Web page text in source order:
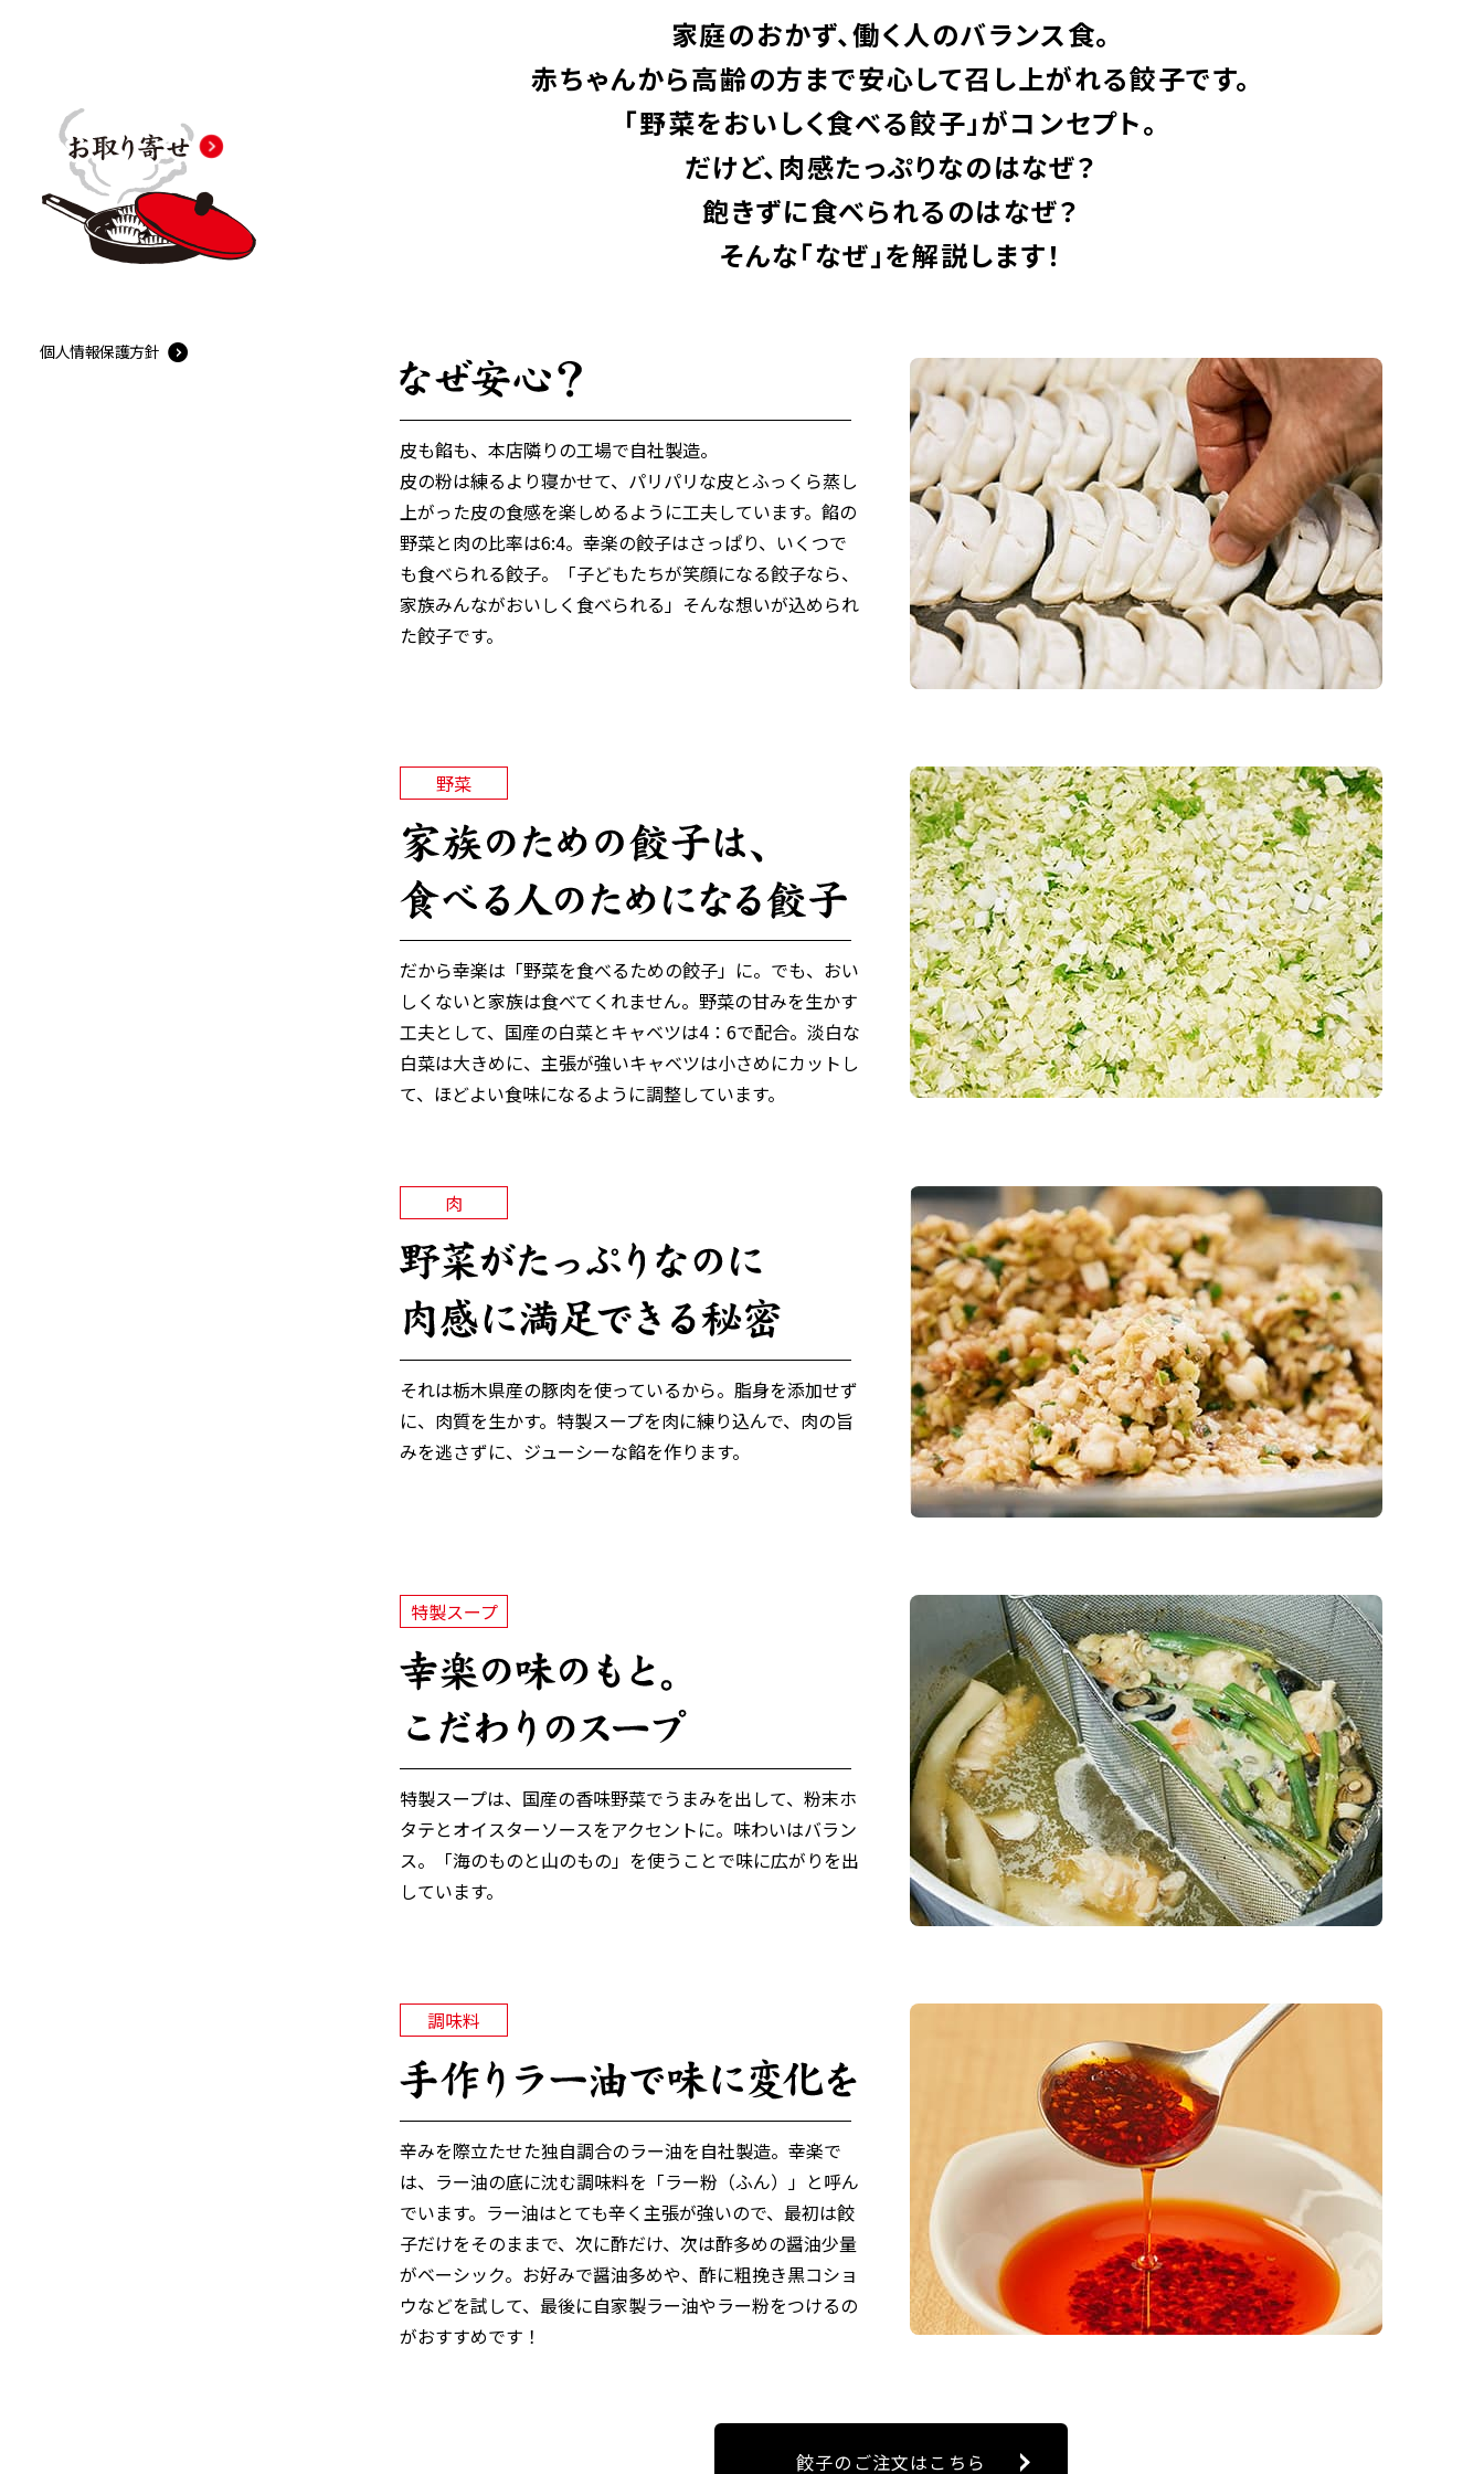
個人情報保護方針
家庭のおかず、働く人のバランス食。
赤ちゃんから高齢の方まで安心して召し上がれる餃子です。
「野菜をおいしく食べる餃子」がコンセプト。
だけど、肉感たっぷりなのはなぜ？
飽きずに食べられるのはなぜ？
そんな「なぜ」を解説します！
皮も餡も、本店隣りの工場で自社製造。
皮の粉は練るより寝かせて、パリパリな皮とふっくら蒸し
上がった皮の食感を楽しめるように工夫しています。餡の
野菜と肉の比率は6:4。幸楽の餃子はさっぱり、いくつで
も食べられる餃子。「子どもたちが笑顔になる餃子なら、
家族みんながおいしく食べられる」そんな想いが込められ
た餃子です。
野菜
だから幸楽は「野菜を食べるための餃子」に。でも、おい
しくないと家族は食べてくれません。野菜の甘みを生かす
工夫として、国産の白菜とキャベツは4：6で配合。淡白な
白菜は大きめに、主張が強いキャベツは小さめにカットし
て、ほどよい食味になるように調整しています。
肉
それは栃木県産の豚肉を使っているから。脂身を添加せず
に、肉質を生かす。特製スープを肉に練り込んで、肉の旨
みを逃さずに、ジューシーな餡を作ります。
特製スープ
特製スープは、国産の香味野菜でうまみを出して、粉末ホ
タテとオイスターソースをアクセントに。味わいはバラン
ス。「海のものと山のもの」を使うことで味に広がりを出
しています。
調味料
辛みを際立たせた独自調合のラー油を自社製造。幸楽で
は、ラー油の底に沈む調味料を「ラー粉（ふん）」と呼ん
でいます。ラー油はとても辛く主張が強いので、最初は餃
子だけをそのままで、次に酢だけ、次は酢多めの醤油少量
がベーシック。お好みで醤油多めや、酢に粗挽き黒コショ
ウなどを試して、最後に自家製ラー油やラー粉をつけるの
がおすすめです！
餃子のご注文はこちら